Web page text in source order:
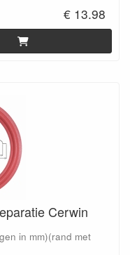
€ 13.98
Cerwin
in mm)(rand met